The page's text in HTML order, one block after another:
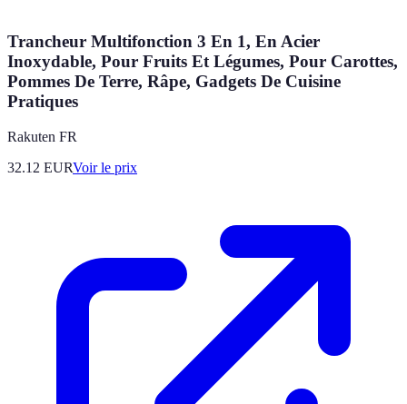
Trancheur Multifonction 3 En 1, En Acier
Inoxydable, Pour Fruits Et Légumes, Pour Carottes,
Pommes De Terre, Râpe, Gadgets De Cuisine
Pratiques
Rakuten FR
32.12 EURVoir le prix